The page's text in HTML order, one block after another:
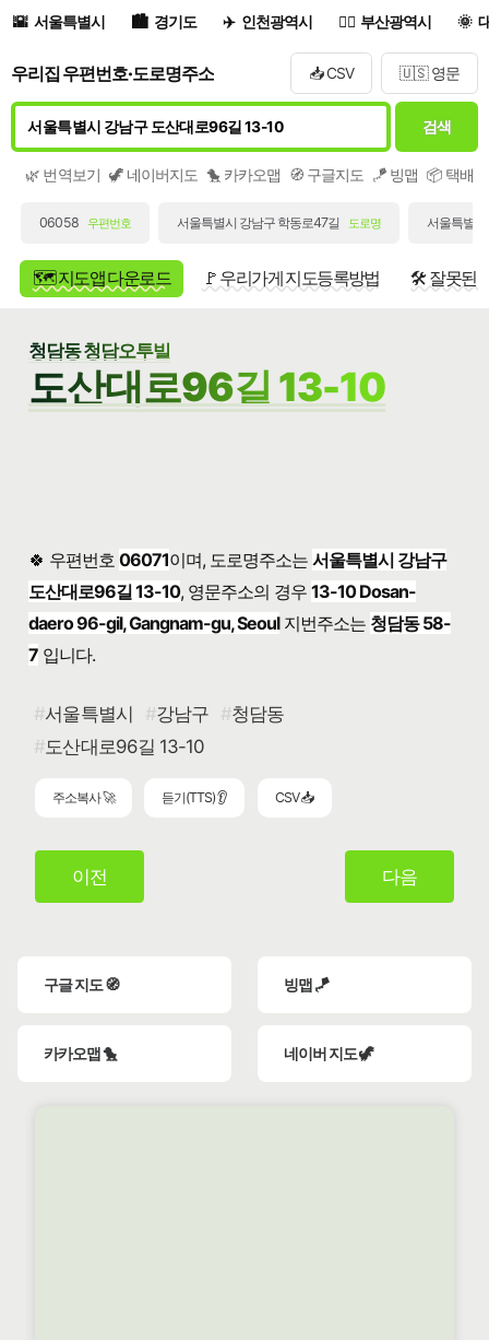
서울특별시 경기도 인천광역시 부산광역시
우리집 우편번호·도로명주소 📥 CSV 🇺🇸 영문
검색
🌿 번역보기 🦖 네이버지도 🐤 카카오맵 🧭 구글지도 🪁 빙맵 📦 택배/
06058 우편번호 서울특별시 강남구 학동로47길 도로명 서울특별
🗺️ 지도앱 다운로드 🚩 우리가게 지도등록방법 🛠️ 잘못된
청담동 청담오투빌
도산대로96길 13-10
🍀 우편번호 06071이며, 도로명주소는서울특별시 강남구
도산대로96길 13-10, 영문주소의 경우13-10 Dosan-
daero 96-gil, Gangnam-gu, Seoul지번주소는 청담동 58-
7입니다.
서울특별시 강남구
청담동
도산대로96길 13-10
주소복사 🚀 듣기(TTS) 👂 CSV 📥
이전 다음
구글 지도 🧭 빙맵 🪁
카카오맵 🐤 네이버 지도 🦖